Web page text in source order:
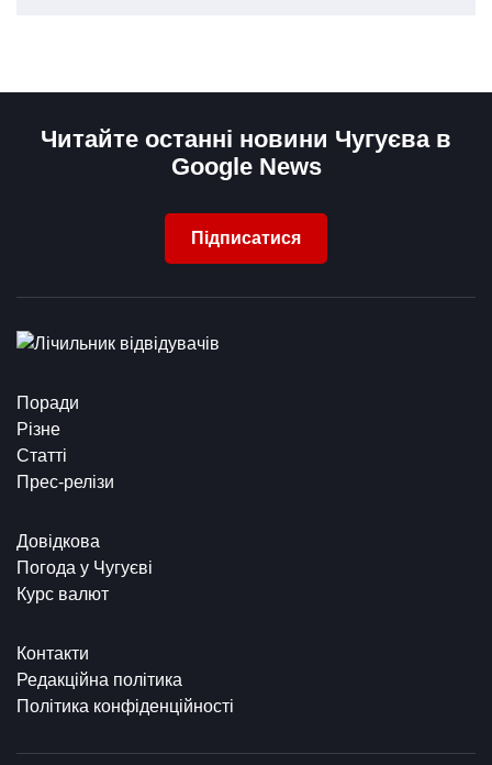
Читайте останні новини Чугуєва в
Google News
Підписатися
Поради
Різне
Статті
Прес-релізи
Довідкова
Погода у Чугуєві
Курс валют
Контакти
Редакційна політика
Політика конфіденційності